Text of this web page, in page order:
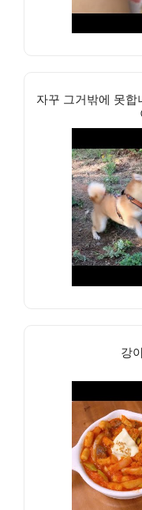
자꾸 그거밖에 못합
강